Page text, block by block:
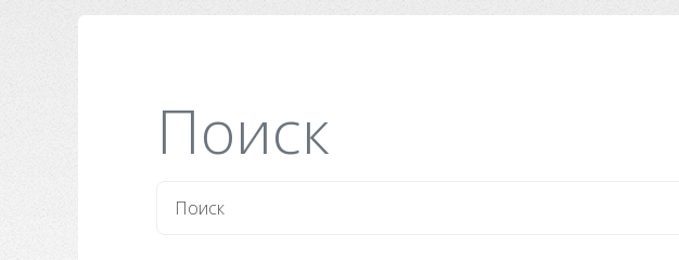
Поиск